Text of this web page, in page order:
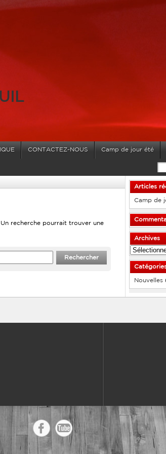
CONTACTEZ-NOUS Camp de jour été
recherche pourrait trouver une
Articles
Camp de
Archives
Archives
Nouvelles